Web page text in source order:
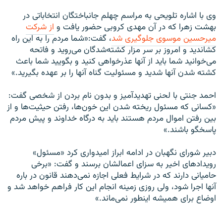
وی با اشاره تلویحی به مراسم چهلم جانباختگان انتخاباتی در
بهشت زهرا که در آن مهدی کروبی حضور یافت و از شرکت
میرحسین موسوی جلوگیری شد، گفت:«شما مردم را به اين راه
كشانديد و امروز بر سر مزار كشته‌شدگان می‌رويد و فاتحه
می‌خوانيد شما بايد از آنها عذرخواهی كنيد و بگوييد شما باعث
كشته شدن آنها شديد و مسئوليت گناه آنها را بر عهده بگيريد.»
احمد جنتی با لحنی تهدیدآمیز و بدون نام بردن از شخصی گفت:
«كسانی كه مسئول ریخته شدن این خون‌ها، رفتن حیثیت‌ها و از
بین رفتن اموال مردم هستند باید به درگاه خداوند و پیش مردم
پاسخگو باشند.»
دبیر شورای نگهبان در ادامه ابراز امیدواری کرد «مسئول»
رویدادهای اخیر به سزای اعمالشان برسند و گفت: «برخی
حامیانی دارند كه در شرایط فعلی اجازه نمی‌دهند قانون در باره
آنها اجرا شود، ولی روزی زمینه انجام این كار فراهم خواهد شد و
اوضاع برای همیشه اینطور نمی‌ماند.»